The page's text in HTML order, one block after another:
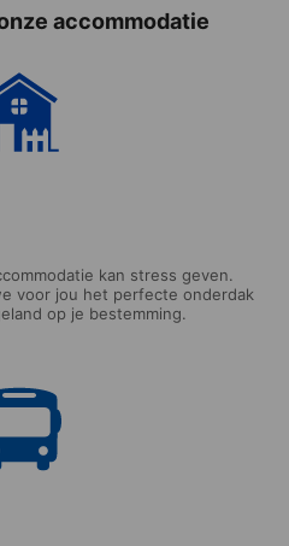
accommodatie
kan stress geven.
voor jou het perfecte onderdak
op je bestemming.